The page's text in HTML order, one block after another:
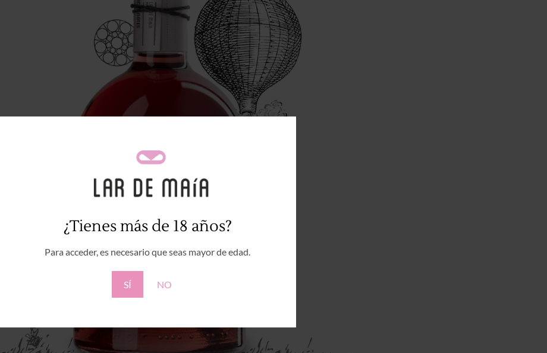
¿Tienes más de 18 años?
Para acceder, es necesario que seas mayor de edad.
SÍ NO